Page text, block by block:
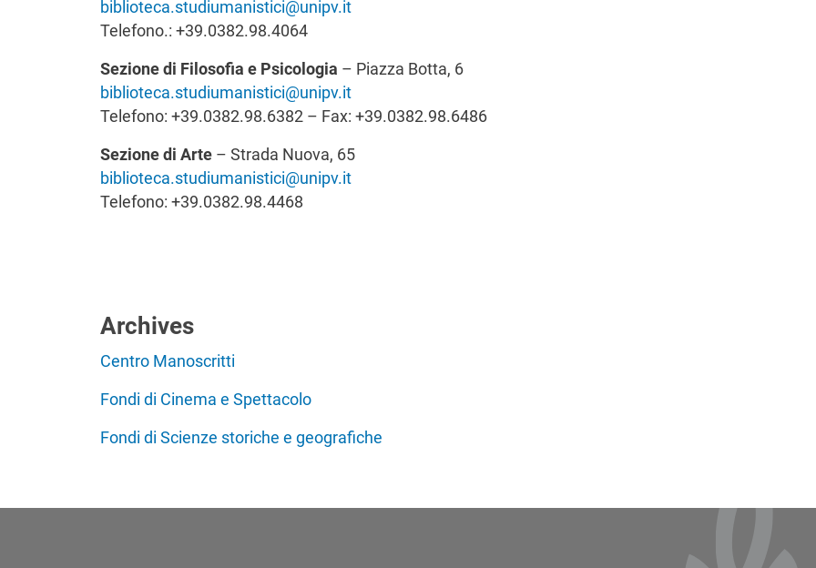
biblioteca.studiumanistici@unipv.it
Telefono.: +39.0382.98.4064
Sezione di Filosofia e Psicologia – Piazza Botta, 6
biblioteca.studiumanistici@unipv.it
Telefono: +39.0382.98.6382 – Fax: +39.0382.98.6486
Sezione di Arte– Strada Nuova, 65
biblioteca.studiumanistici@unipv.it
Telefono: +39.0382.98.4468
Archives
Centro Manoscritti
Fondi di Cinema e Spettacolo
Fondi di Scienze storiche e geografiche